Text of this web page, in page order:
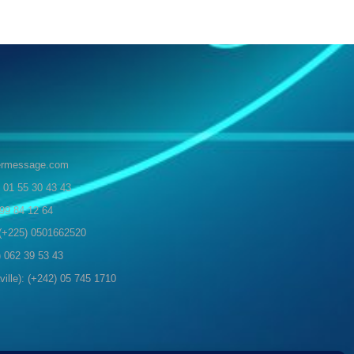
55 30 43 43
84 12 64
0501662520
062 39 53 43
(+242) 05 745 1710